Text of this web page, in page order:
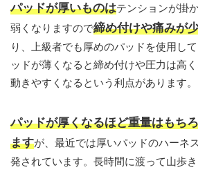
パッドが厚いものはテンションが掛
弱くなりますので締め付けや痛みが
り、上級者でも厚めのパッドを使用し
ッドが薄くなると締め付けや圧力は高
動きやすくなるという利点があります。
パッドが厚くなるほど重量はもち
ますが、最近では厚いパッドのハーネ
発されています。長時間に渡って山歩